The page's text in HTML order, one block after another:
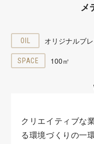
メ
OIL オリジナルブ
SPACE 100㎡
クリエイティブな
る環境づくりの一